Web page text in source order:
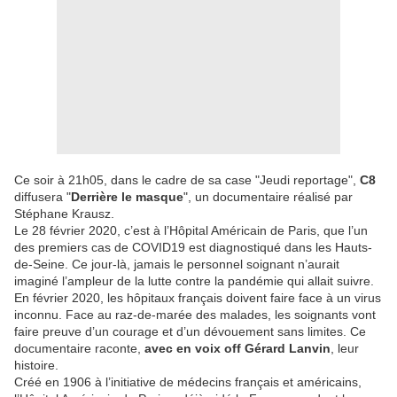
Ce soir à 21h05, dans le cadre de sa case "Jeudi reportage", C8
diffusera "Derrière le masque", un documentaire réalisé par
Stéphane Krausz.
Le 28 février 2020, c’est à l’Hôpital Américain de Paris, que l’un
des premiers cas de COVID19 est diagnostiqué dans les Hauts-
de-Seine. Ce jour-là, jamais le personnel soignant n’aurait
imaginé l’ampleur de la lutte contre la pandémie qui allait suivre.
En février 2020, les hôpitaux français doivent faire face à un virus
inconnu. Face au raz-de-marée des malades, les soignants vont
faire preuve d’un courage et d’un dévouement sans limites. Ce
documentaire raconte, avec en voix off Gérard Lanvin , leur
histoire.
Créé en 1906 à l’initiative de médecins français et américains,